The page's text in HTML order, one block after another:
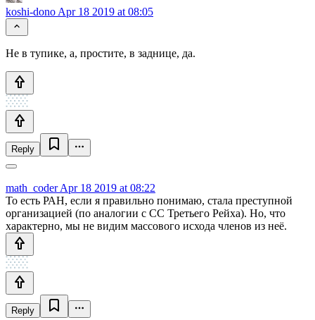
koshi-dono Apr 18 2019 at 08:05
Не в тупике, а, простите, в заднице, да.
Reply
math_coderApr 18 2019 at 08:22
То есть РАН, если я правильно понимаю, стала преступной
организацией (по аналогии с СС Третьего Рейха). Но, что
характерно, мы не видим массового исхода членов из неё.
Reply